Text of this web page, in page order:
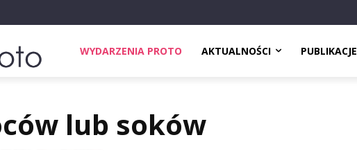
WYDARZENIA PROTO AKTUALNOŚCI PUBLIKACJE
lub soków